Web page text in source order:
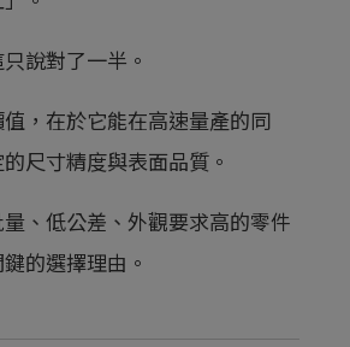
說對了一半。
，在於它能在高速量產的同
尺寸精度與表面品質。
、低公差、外觀要求高的零件
的選擇理由。